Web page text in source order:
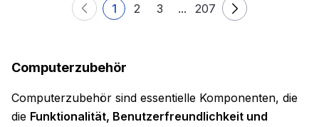
1 2 3 ... 207
Computerzubehör
Computerzubehör sind essentielle Komponenten, die
die Funktionalität, Benutzerfreundlichkeit und